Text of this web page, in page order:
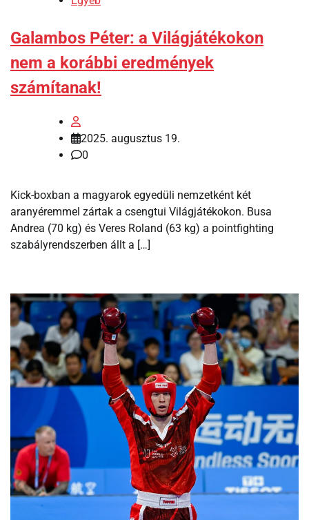
Galambos Péter: a Világjátékokon
nem a korábbi eredmények
számítanak!
2025. augusztus 19.
0
Kick-boxban a magyarok egyedüli nemzetként két
aranyéremmel zártak a csengtui Világjátékokon. Busa
Andrea (70 kg) és Veres Roland (63 kg) a pointfighting
szabályrendszerben állt a […]